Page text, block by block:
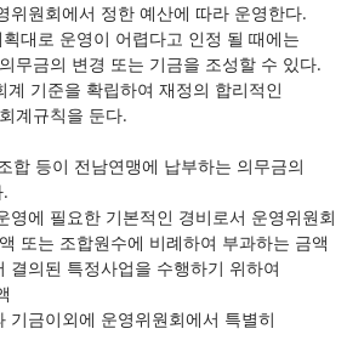
위원회에서 정한 예산에 따라 운영한다.
대로 운영이 어렵다고 인정 될 때에는
무금의 변경 또는 기금을 조성할 수 있다.
기준을 확립하여 재정의 합리적인
계규칙을 둔다.
합 등이 전남연맹에 납부하는 의무금의
영에 필요한 기본적인 경비로서 운영위원회
또는 조합원수에 비례하여 부과하는 금액
결의된 특정사업을 수행하기 위하여
기금이외에 운영위원회에서 특별히